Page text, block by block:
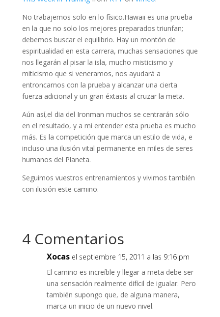
No trabajemos solo en lo físico.Hawaii es una prueba
en la que no solo los mejores preparados triunfan;
debemos buscar el equilibrio. Hay un montón de
espiritualidad en esta carrera, muchas sensaciones que
nos llegarán al pisar la isla, mucho misticismo y
miticismo que si veneramos, nos ayudará a
entroncarnos con la prueba y alcanzar una cierta
fuerza adicional y un gran éxtasis al cruzar la meta.
Aún así,el dia del Ironman muchos se centrarán sólo
en el resultado, y a mi entender esta prueba es mucho
más. Es la competición que marca un estilo de vida, e
incluso una ilusión vital permanente en miles de seres
humanos del Planeta.
Seguimos vuestros entrenamientos y vivimos también
con ilusión este camino.
4 Comentarios
Xocas el septiembre 15, 2011 a las 9:16 pm
El camino es increíble y llegar a meta debe ser
una sensación realmente difícil de igualar. Pero
también supongo que, de alguna manera,
marca un inicio de un nuevo nivel.